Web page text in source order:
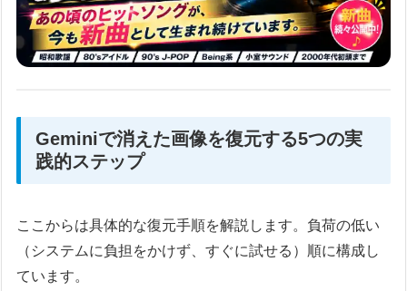
Geminiで消えた画像を復元する5つの実
践的ステップ
ここからは具体的な復元手順を解説します。負荷の低い
（システムに負担をかけず、すぐに試せる）順に構成し
ています。